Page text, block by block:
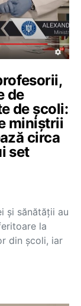
de
de școli:
miniștrii
circa
set
și sănătății au
la
din școli, iar